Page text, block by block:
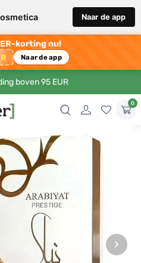
Naar de app
korting nu!
Naar de app
boven 95 EUR
0
›